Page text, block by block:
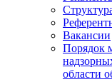
Вакансии
Порядок
области